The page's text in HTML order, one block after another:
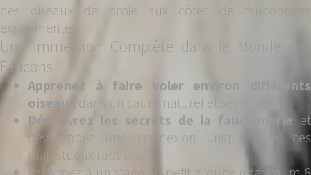
des oiseaux de proie aux côtés de fauconniers
expérimentés.
Une Immersion Complète dans le Monde des
Faucons
Apprenez à faire voler environ différents
oiseaux dans un cadre naturel et sécurisé.
Découvrez les secrets de la fauconnerie et
développez une connexion unique avec ces
majestueux rapaces.